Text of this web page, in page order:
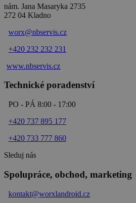
nám. Jana Masaryka 2735
272 04 Kladno
worx@nbservis.cz
+420 232 232 231
www.nbservis.cz
Technické poradenství
PO - PÁ 8:00 - 17:00
+420 737 895 177
+420 733 777 860
Sleduj nás
Spolupráce, obchod, marketing
kontakt@worxlandroid.cz